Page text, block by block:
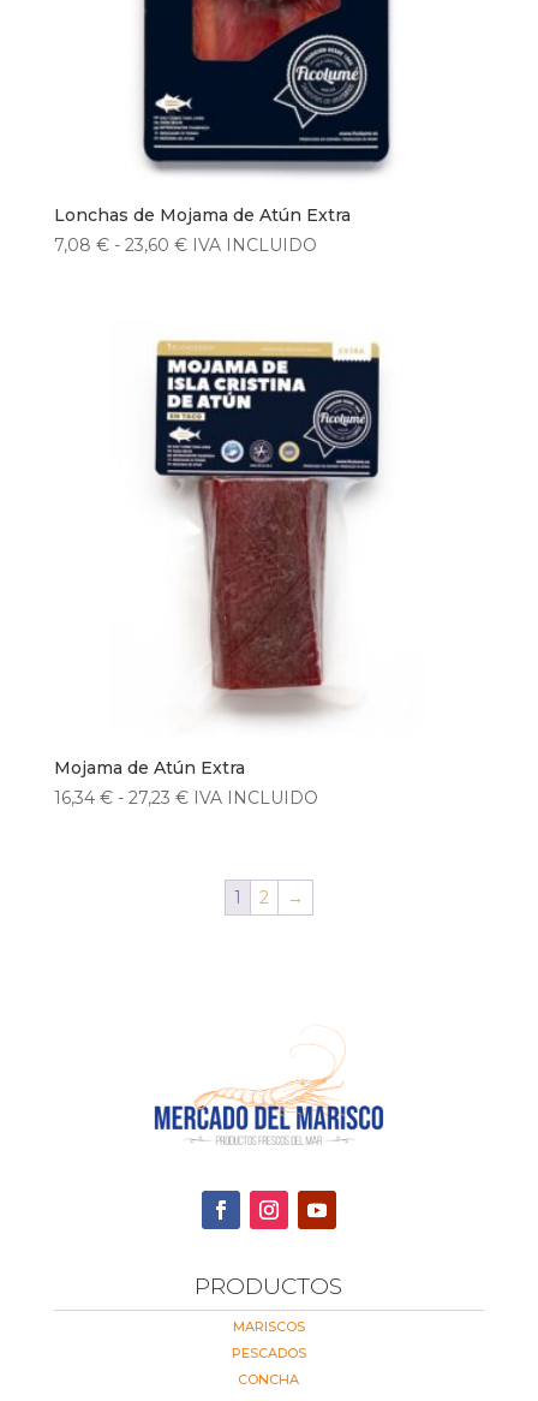
Lonchas de Mojama de Atún Extra
7,08 € - 23,60 €Rango
7,08 €
hasta
23,60 €
IVA INCLUIDO
Mojama de Atún Extra
16,34 € - 27,23 €Rango
desde
16,34 €
IVA INCLUIDO
1 2 →
PRODUCTOS
MARISCOS
PESCADOS
CONCHA